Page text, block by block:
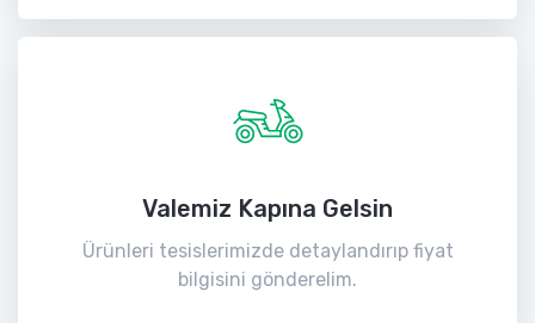
Valemiz Kapına Gelsin
Ürünleri tesislerimizde detaylandırıp fiyat
bilgisini gönderelim.